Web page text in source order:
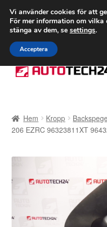
Ring 766
Hoppa
till
Hoppa
till
Betalningar
Klagomål
Hem Kropp
206 EZRC 96323811XT
Vi använder cookies för att
För mer information om
stänga av dem, se settings.
Acceptera